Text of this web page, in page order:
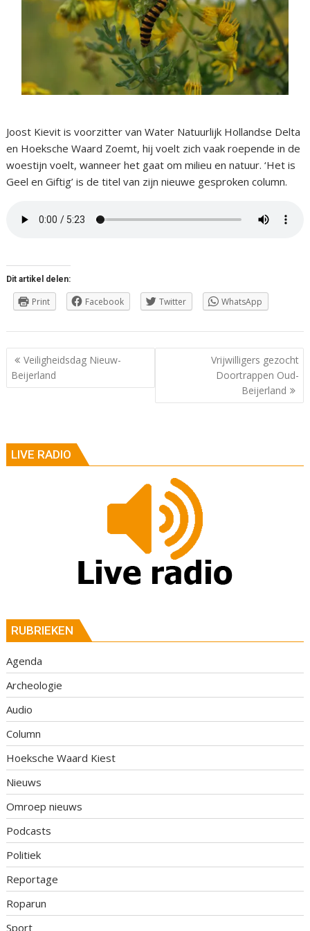
Joost Kievit is voorzitter van Water Natuurlijk Hollandse Delta
en Hoeksche Waard Zoemt, hij voelt zich vaak roepende in de
woestijn voelt, wanneer het gaat om milieu en natuur. ‘Het is
Geel en Giftig’ is de titel van zijn nieuwe gesproken column.
Dit artikel delen:
Print Facebook Twitter WhatsApp
Berichtnavigatie
Veiligheidsdag Nieuw-
Beijerland
Vrijwilligers gezocht
Doortrappen Oud-
Beijerland
LIVE RADIO
RUBRIEKEN
Agenda
Archeologie
Audio
Column
Hoeksche Waard Kiest
Nieuws
Omroep nieuws
Podcasts
Politiek
Reportage
Roparun
Sport